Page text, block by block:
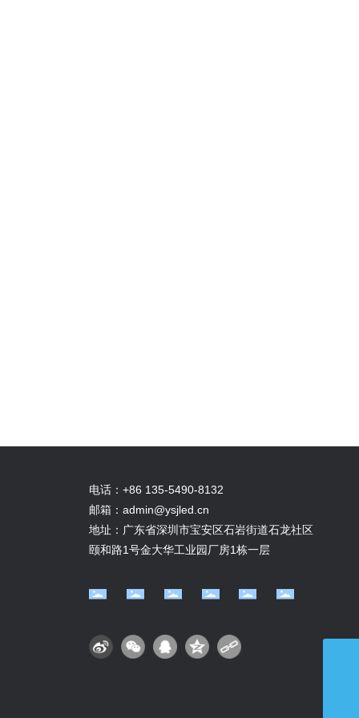
电话：+86 135-5490-8132
邮箱：admin@ysjled.cn
地址：广东省深圳市宝安区石岩街道石龙社区
颐和路1号金大华工业园厂房1栋一层